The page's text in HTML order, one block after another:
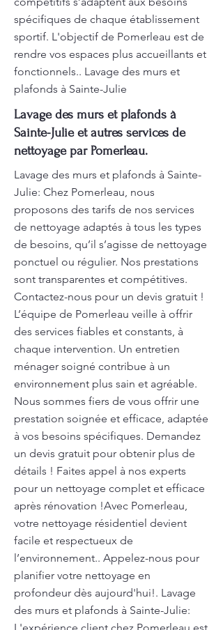
spécifiques de chaque établissement
sportif. L'objectif de Pomerleau est de
rendre vos espaces plus accueillants et
fonctionnels.. Lavage des murs et
plafonds à Sainte-Julie
Lavage des murs et plafonds à
Sainte-Julie et autres services de
nettoyage par Pomerleau.
Lavage des murs et plafonds à Sainte-
Julie: Chez Pomerleau, nous
proposons des tarifs de nos services
de nettoyage adaptés à tous les types
de besoins, qu’il s’agisse de nettoyage
ponctuel ou régulier. Nos prestations
sont transparentes et compétitives.
Contactez-nous pour un devis gratuit !
L’équipe de Pomerleau veille à offrir
des services fiables et constants, à
chaque intervention. Un entretien
ménager soigné contribue à un
environnement plus sain et agréable.
Nous sommes fiers de vous offrir une
prestation soignée et efficace, adaptée
à vos besoins spécifiques. Demandez
un devis gratuit pour obtenir plus de
détails ! Faites appel à nos experts
pour un nettoyage complet et efficace
après rénovation !Avec Pomerleau,
votre nettoyage résidentiel devient
facile et respectueux de
l’environnement.. Appelez-nous pour
planifier votre nettoyage en
profondeur dès aujourd'hui!. Lavage
des murs et plafonds à Sainte-Julie: